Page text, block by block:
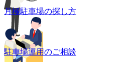
月極駐車場の探し方
駐車場運用のご相談